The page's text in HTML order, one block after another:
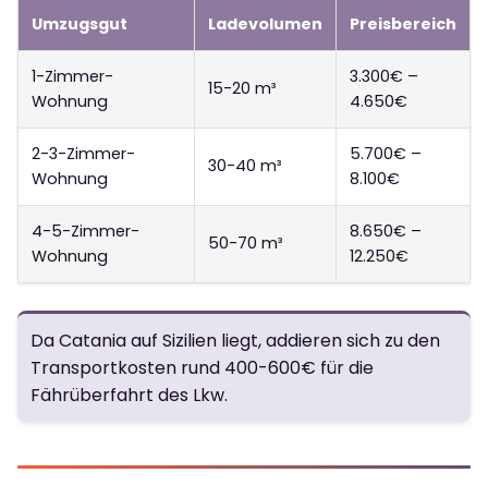
Umzugsgut Ladevolumen Preisbereich
1-Zimmer-
Wohnung
15-20 m³
3.300€ –
4.650€
2-3-Zimmer-
Wohnung
30-40 m³
5.700€ –
8.100€
4-5-Zimmer-
Wohnung
50-70 m³
8.650€ –
12.250€
Da Catania auf Sizilien liegt, addieren sich zu den
Transportkosten rund 400-600€ für die
Fährüberfahrt des Lkw.